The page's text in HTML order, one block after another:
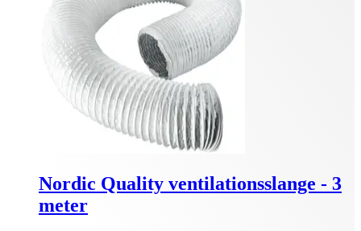
Nordic Quality ventilationsslange - 3
meter